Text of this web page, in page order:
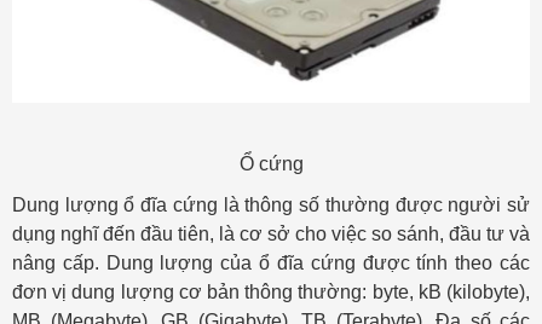
Ổ cứng
Dung lượng ổ đĩa cứng là thông số thường được người sử
dụng nghĩ đến đầu tiên, là cơ sở cho việc so sánh, đầu tư và
nâng cấp. Dung lượng của ổ đĩa cứng được tính theo các
đơn vị dung lượng cơ bản thông thường: byte, kB (kilobyte),